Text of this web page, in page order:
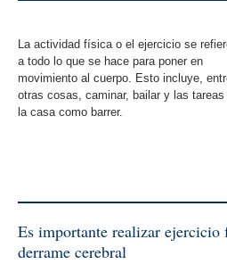
La actividad física o el ejercicio se
a todo lo que se hace para poner en
movimiento al cuerpo. Esto incluye,
otras cosas, caminar, bailar y las tareas
la casa como barrer.
Es importante realizar ejercicio
derrame cerebral